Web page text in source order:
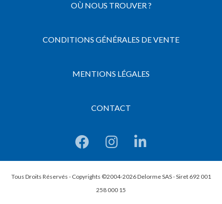
OÙ NOUS TROUVER ?
CONDITIONS GÉNÉRALES DE VENTE
MENTIONS LÉGALES
CONTACT
Tous Droits Réservés - Copyrights ©2004-2026 Delorme SAS - Siret 692 001
258 000 15